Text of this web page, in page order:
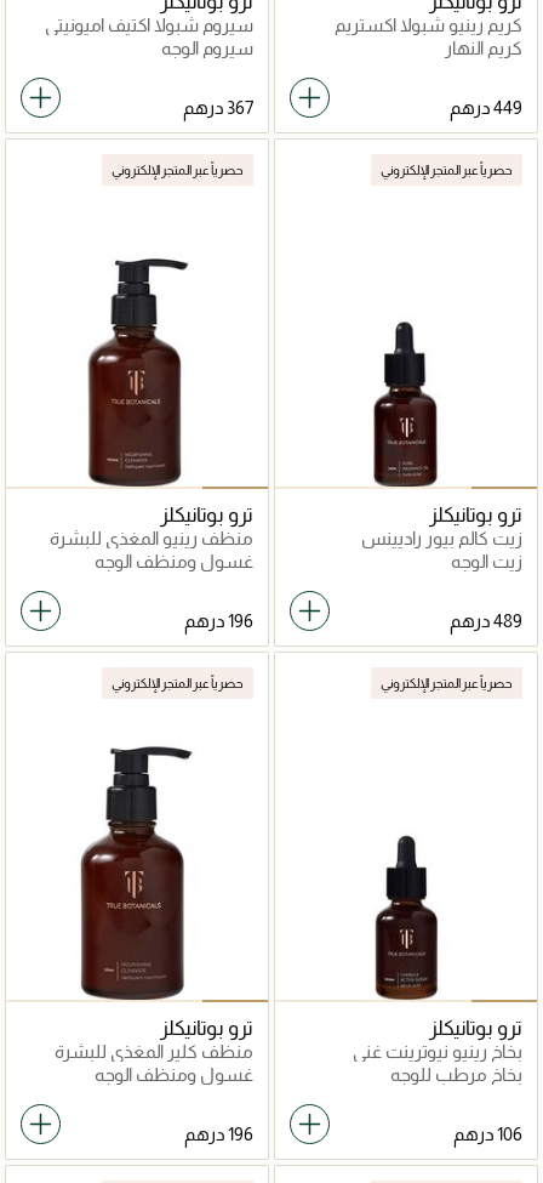
كريم رينيو شبولا اكستريم
كريم النهار
سيروم شبولا اكتيف اميونيتي
سيروم الوجه
حصرياً عبر المتجر الإلكتروني
ترو بوتانيكلز
زيت كالم بيور راديينس
زيت الوجه
حصرياً عبر المتجر الإلكتروني
ترو بوتانيكلز
منظف رينيو المغذي للبشرة
غسول ومنظف الوجه
حصرياً عبر المتجر الإلكتروني
ترو بوتانيكلز
بخاخ رينيو نيوترينت غني
بالمغذيات
بخاخ مرطب للوجه
حصرياً عبر المتجر الإلكتروني
ترو بوتانيكلز
منظف كلير المغذي للبشرة
غسول ومنظف الوجه